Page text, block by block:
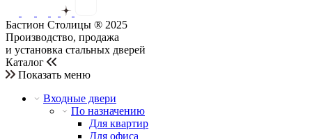
Бастион Столицы ® 2025
Производство, продажа
и установка стальных дверей
Каталог
Показать меню
Входные двери
По назначению
Для квартир
Для офиса